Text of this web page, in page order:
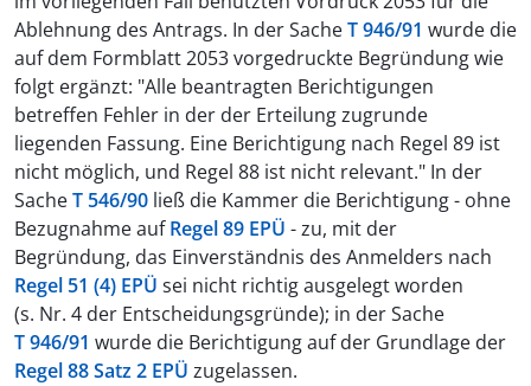
Ablehnung des Antrags. In der SacheT 946/91 wurde die
auf dem Formblatt 2053 vorgedruckte Begründung wie
folgt ergänzt: "Alle beantragten Berichtigungen
betreffen Fehler in der der Erteilung zugrunde
liegenden Fassung. Eine Berichtigung nach Regel 89 ist
nicht möglich, und Regel 88 ist nicht relevant." In der
SacheT 546/90 ließ die Kammer die Berichtigung - ohne
Bezugnahme aufRegel 89 EPÜ - zu, mit der
Begründung, das Einverständnis des Anmelders nach
Regel 51 (4) EPÜ sei nicht richtig ausgelegt worden
(s. Nr. 4 der Entscheidungsgründe); in der Sache
T 946/91 wurde die Berichtigung auf der Grundlage der
Regel 88 Satz 2 EPÜ zugelassen.